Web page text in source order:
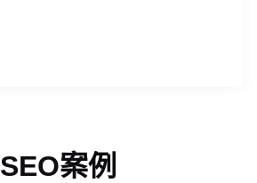
SEO案例